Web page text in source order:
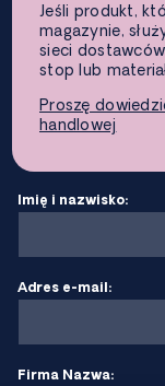
Jeśli produkt,
magazynie,
sieci
stop lub
Proszę
handlowej
Imię i nazwisko:
Adres e-mail:
Firma Nazwa: